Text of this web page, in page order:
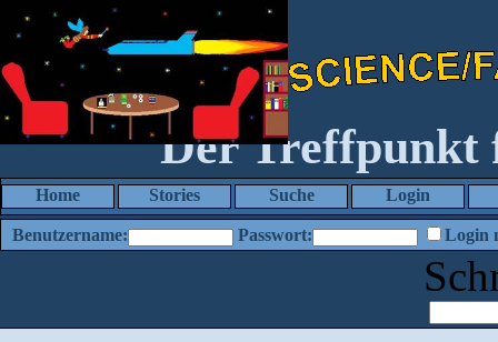
Der Treffpunkt
Home Stories Suche Login
Benutzername: Passwort: Login